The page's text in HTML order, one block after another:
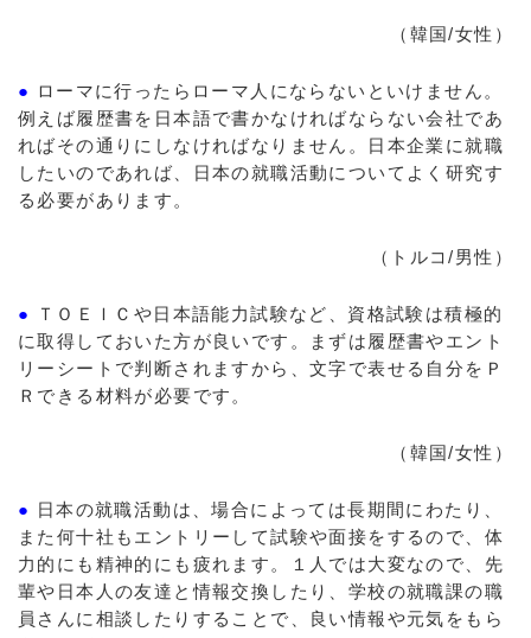
（韓国/女性）
● ローマに行ったらローマ人にならないといけません。
例えば履歴書を日本語で書かなければならない会社であ
ればその通りにしなければなりません。日本企業に就職
したいのであれば、日本の就職活動についてよく研究す
る必要があります。
（トルコ/男性）
●
ＴＯＥＩＣや日本語能力試験など、資格試験は積極的
に取得しておいた方が良いです。まずは履歴書やエント
リーシートで判断されますから、文字で表せる自分をＰ
Ｒできる材料が必要です。
（韓国/女性）
● 日本の就職活動は、場合によっては長期間にわたり、
また何十社もエントリーして試験や面接をするので、体
力的にも精神的にも疲れます。１人では大変なので、先
輩や日本人の友達と情報交換したり、学校の就職課の職
員さんに相談したりすることで、良い情報や元気をもら